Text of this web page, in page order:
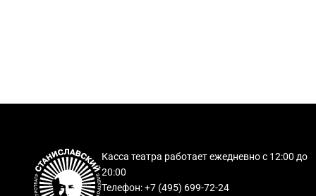
Касса театра работает ежедневно с 12:00 до
20:00
Телефон: +7 (495) 699-72-24